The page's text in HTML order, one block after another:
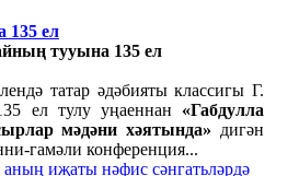
135 ел
тууына 135 ел
татар әдәбияты классигы Г.
ел тулу уңаеннан «Габдулла
мәдәни хәятында» дигән
гамәли конференция...